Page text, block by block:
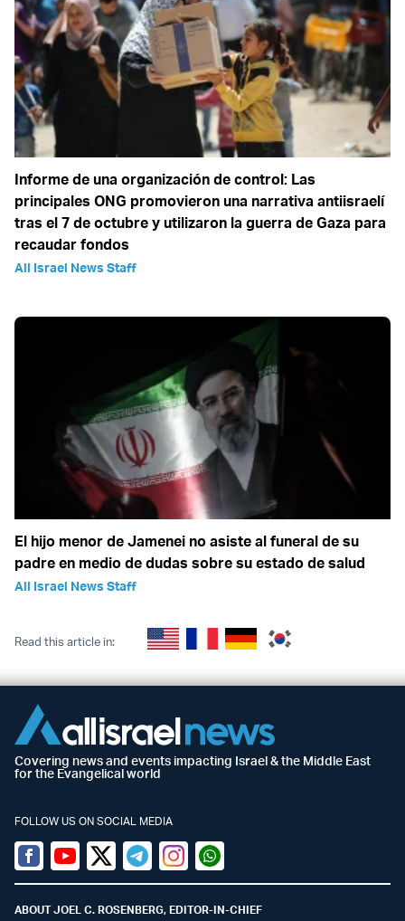
Informe de una organización de control: Las
principales ONG promovieron una narrativa antiisraelí
tras el 7 de octubre y utilizaron la guerra de Gaza para
recaudar fondos
All Israel News Staff
El hijo menor de Jamenei no asiste al funeral de su
padre en medio de dudas sobre su estado de salud
All Israel News Staff
Read this article in:
Covering news and events impacting Israel & the Middle East
for the Evangelical world
FOLLOW US ON SOCIAL MEDIA
Facebook
YoutubeTwitter (X)
TelegramInstagramWhatsapp
ABOUT JOEL C. ROSENBERG, EDITOR-IN-CHIEF